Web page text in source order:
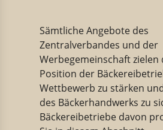
Sämtliche Angebote des
Zentralverbandes und der
Werbegemeinschaft zielen
Position der
Wettbewerb zu stärken
des Bäckerhandwerks zu
Bäckereibetriebe davon